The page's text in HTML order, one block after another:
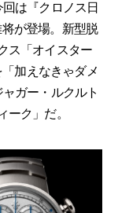
は『クロノス日
が登場。新型脱
ス「オイスター
加えなきゃダメ
ガー・ルクルト
ーク」だ。